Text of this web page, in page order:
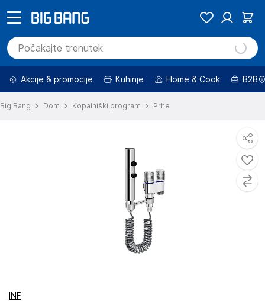
Akcije & promocije Kuhinje Home & Cook B2B
Big Bang Dom Kopalniški program Prhe
INF